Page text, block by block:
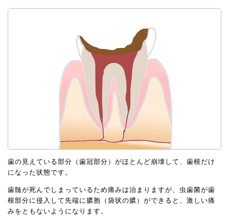
歯の見えている部分（歯冠部分）がほとんど崩壊して、歯根だけ
になった状態です。
歯髄が死んでしまっているため痛みは治まりますが、虫歯菌が歯
根部分に侵入して先端に膿胞（袋状の膿）ができると、激しい痛
みをともないようになります。